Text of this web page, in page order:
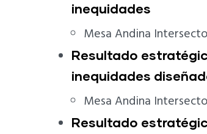
inequidades
Mesa Andina
Resultado
inequidades
Mesa Andina
Resultado